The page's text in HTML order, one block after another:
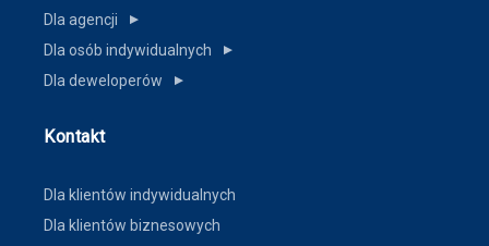
Dla agencji ▼
Dla osób indywidualnych ▼
Dla deweloperów ▼
Kontakt
Dla klientów indywidualnych
Dla klientów biznesowych